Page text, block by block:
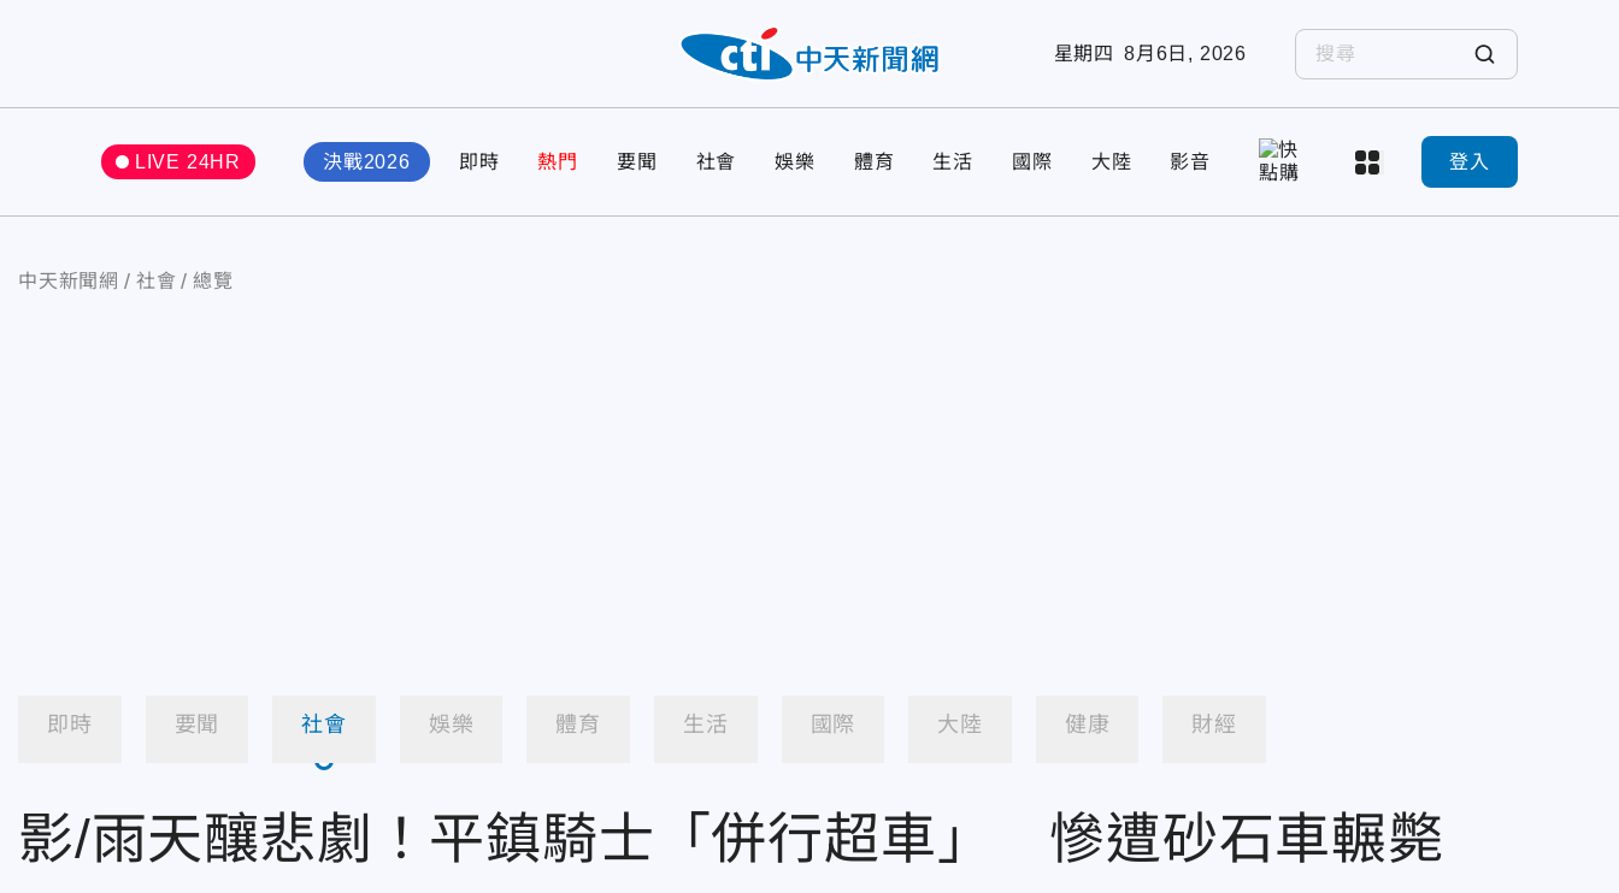
星期四 8月6日, 2026
LIVE 24HR 決戰2026 即時 熱門 要聞 社會 娛樂 體育 生活 國際 大陸 影音 登入
中天新聞網 社會 總覽
即時 要聞 社會 娛樂 體育 生活 國際 大陸 健康 財經
影/雨天釀悲劇！平鎮騎士「併行超車」 慘遭砂石車輾斃